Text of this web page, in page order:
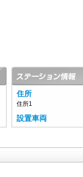
住所
住所1
設置車両